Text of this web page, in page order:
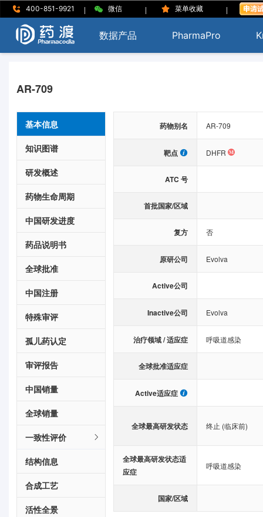
400-851-9921 | 微信 | 菜单收藏 |
数据产品 PharmaPro
AR-709
基本信息
知识图谱
研发概述
药物生命周期
中国研发进度
药品说明书
全球批准
中国注册
特殊审评
孤儿药认定
审评报告
中国销量
全球销量
一致性评价
结构信息
合成工艺
活性全景
药物别名 AR-709
靶点 DHFR
ATC 号
首批国家/区域
复方 否
原研公司 Evolva
Active公司
Inactive公司 Evolva
治疗领域 / 适应症 呼吸道感染
全球批准适应症
Active适应症
全球最高研发状态 终止 (临床前)
全球最高研发状态适
应症
呼吸道感染
国家/区域